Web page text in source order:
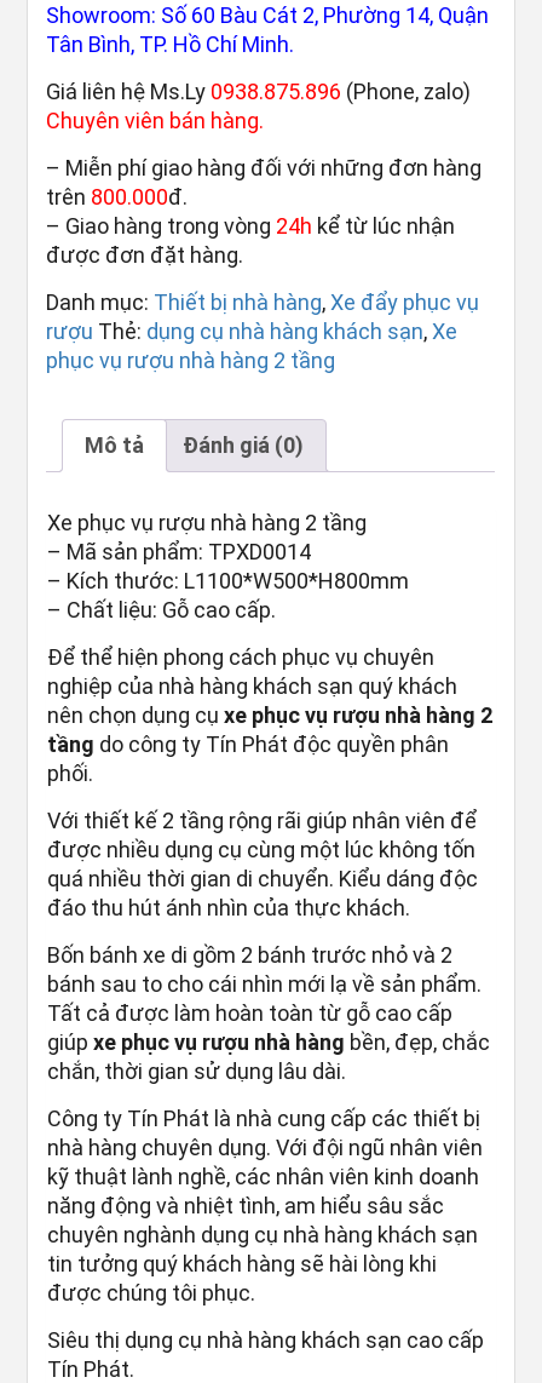
Showroom: Số 60 Bàu Cát 2, Phường 14, Quận
Tân Bình, TP. Hồ Chí Minh.
Giá liên hệ Ms.Ly 0938.875.896 (Phone, zalo)
Chuyên viên bán hàng.
– Miễn phí giao hàng đối với những đơn hàng
trên 800.000đ.
– Giao hàng trong vòng 24h kể từ lúc nhận
được đơn đặt hàng.
Danh mục: Thiết bị nhà hàng,Xe đẩy phục vụ
rượu Thẻ: dụng cụ nhà hàng khách sạn,Xe
phục vụ rượu nhà hàng 2 tầng
Mô tả Đánh giá (0)
Xe phục vụ rượu nhà hàng 2 tầng
– Mã sản phẩm: TPXD0014
– Kích thước: L1100*W500*H800mm
– Chất liệu: Gỗ cao cấp.
Để thể hiện phong cách phục vụ chuyên
nghiệp của nhà hàng khách sạn quý khách
nên chọn dụng cụxe phục vụ rượu nhà hàng 2
tầng do công ty Tín Phát độc quyền phân
phối.
Với thiết kế 2 tầng rộng rãi giúp nhân viên để
được nhiều dụng cụ cùng một lúc không tốn
quá nhiều thời gian di chuyển. Kiểu dáng độc
đáo thu hút ánh nhìn của thực khách.
Bốn bánh xe di gồm 2 bánh trước nhỏ và 2
bánh sau to cho cái nhìn mới lạ về sản phẩm.
Tất cả được làm hoàn toàn từ gỗ cao cấp
giúpxe phục vụ rượu nhà hàng bền, đẹp, chắc
chắn, thời gian sử dụng lâu dài.
Công ty Tín Phát là nhà cung cấp các thiết bị
nhà hàng chuyên dụng. Với đội ngũ nhân viên
kỹ thuật lành nghề, các nhân viên kinh doanh
năng động và nhiệt tình, am hiểu sâu sắc
chuyên nghành dụng cụ nhà hàng khách sạn
tin tưởng quý khách hàng sẽ hài lòng khi
được chúng tôi phục.
Siêu thị dụng cụ nhà hàng khách sạn cao cấp
Tín Phát.